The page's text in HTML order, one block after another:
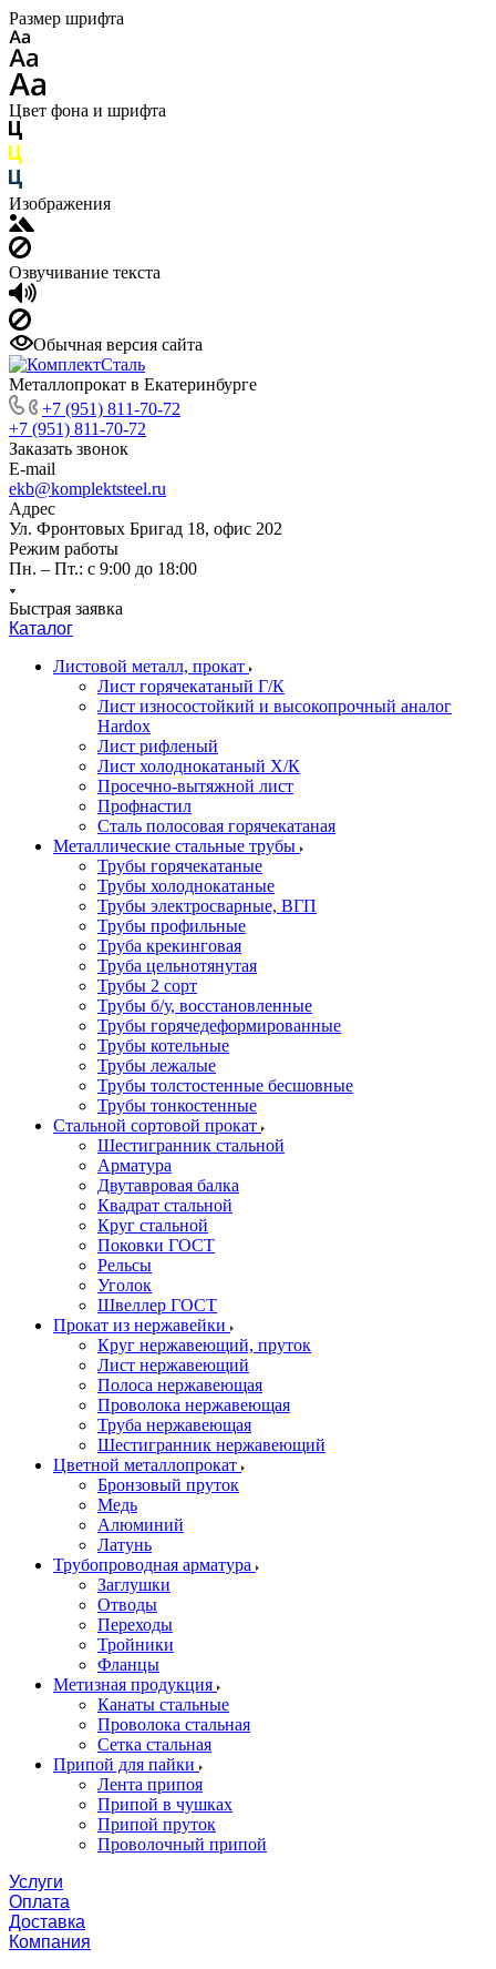
Размер шрифта
Цвет фона и шрифта
Изображения
Озвучивание текста
Обычная версия сайта
Металлопрокат в Екатеринбурге
+7 (951) 811-70-72
+7 (951) 811-70-72
Заказать звонок
E-mail
ekb@komplektsteel.ru
Адрес
Ул. Фронтовых Бригад 18, офис 202
Режим работы
Пн. – Пт.: с 9:00 до 18:00
Быстрая заявка
Каталог
Листовой металл, прокат
Лист горячекатаный Г/К
Лист износостойкий и высокопрочный аналог
Hardox
Лист рифленый
Лист холоднокатаный Х/К
Просечно-вытяжной лист
Профнастил
Сталь полосовая горячекатаная
Металлические стальные трубы
Трубы горячекатаные
Трубы холоднокатаные
Трубы электросварные, ВГП
Трубы профильные
Труба крекинговая
Труба цельнотянутая
Трубы 2 сорт
Трубы б/у, восстановленные
Трубы горячедеформированные
Трубы котельные
Трубы лежалые
Трубы толстостенные бесшовные
Трубы тонкостенные
Стальной сортовой прокат
Шестигранник стальной
Арматура
Двутавровая балка
Квадрат стальной
Круг стальной
Поковки ГОСТ
Рельсы
Уголок
Швеллер ГОСТ
Прокат из нержавейки
Круг нержавеющий, пруток
Лист нержавеющий
Полоса нержавеющая
Проволока нержавеющая
Труба нержавеющая
Шестигранник нержавеющий
Цветной металлопрокат
Бронзовый пруток
Медь
Алюминий
Латунь
Трубопроводная арматура
Заглушки
Отводы
Переходы
Тройники
Фланцы
Метизная продукция
Канаты стальные
Проволока стальная
Сетка стальная
Припой для пайки
Лента припоя
Припой в чушках
Припой пруток
Проволочный припой
Услуги
Оплата
Доставка
Компания